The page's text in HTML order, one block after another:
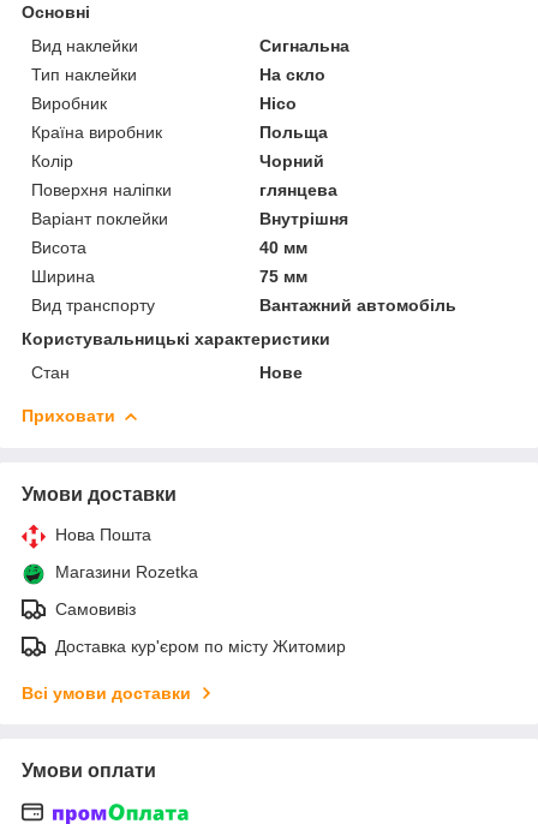
Основні
Вид наклейки
Сигнальна
Тип наклейки
На скло
Виробник
Hico
Країна виробник
Польща
Колір
Чорний
Поверхня наліпки
глянцева
Варіант поклейки
Внутрішня
Висота
40 мм
Ширина
75 мм
Вид транспорту
Вантажний автомобіль
Користувальницькі характеристики
Стан
Нове
Приховати
Умови доставки
Нова Пошта
Магазини Rozetka
Самовивіз
Доставка кур'єром по місту Житомир
Всі умови доставки
Умови оплати